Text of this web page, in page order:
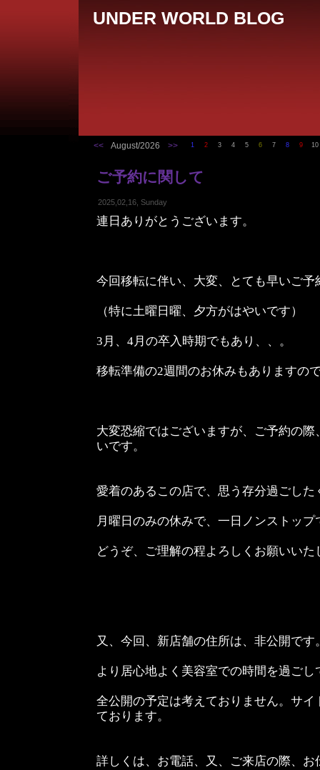
UNDER WORLD BLOG
<< August/2026 >> 1 2 3 4 5 6 7 8 9 10
ご予約に関して
2025,02,16, Sunday
連日ありがとうございます。
今回移転に伴い、大変、とても早いご
（特に土曜日曜、夕方がはやいです）
3月、4月の卒入時期でもあり、、。
移転準備の2週間のお休みもありますの
大変恐縮ではございますが、ご予約の
いです。
愛着のあるこの店で、思う存分過ごした
月曜日のみの休みで、一日ノンストッ
どうぞ、ご理解の程よろしくお願いいた
又、今回、新店舗の住所は、非公開です
より居心地よく美容室での時間を過ごし
全公開の予定は考えておりません。サ
ております。
詳しくは、お電話、又、ご来店の際、